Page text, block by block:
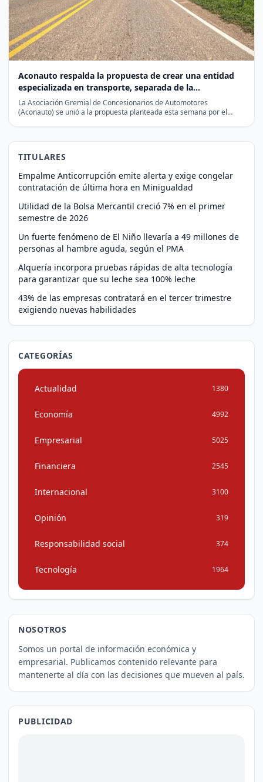
Aconauto respalda la propuesta de crear una entidad
especializada en transporte, separada de la
infraestructura vial
La Asociación Gremial de Concesionarios de Automotores
(Aconauto) se unió a la propuesta planteada esta semana por el…
TITULARES
Empalme Anticorrupción emite alerta y exige congelar
contratación de última hora en Minigualdad
Utilidad de la Bolsa Mercantil creció 7% en el primer
semestre de 2026
Un fuerte fenómeno de El Niño llevaría a 49 millones de
personas al hambre aguda, según el PMA
Alquería incorpora pruebas rápidas de alta tecnología
para garantizar que su leche sea 100% leche
43% de las empresas contratará en el tercer trimestre
exigiendo nuevas habilidades
CATEGORÍAS
Actualidad 1380
Economía 4992
Empresarial 5025
Financiera 2545
Internacional 3100
Opinión 319
Responsabilidad social 374
Tecnología 1964
NOSOTROS
Somos un portal de información económica y
empresarial. Publicamos contenido relevante para
mantenerte al día con las decisiones que mueven al país.
PUBLICIDAD